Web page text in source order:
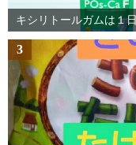
キシリトールガムは１
3